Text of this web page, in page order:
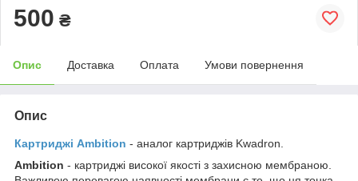
500 ₴
Опис Доставка Оплата Умови повернення
Опис
Картриджі Ambition - аналог картриджів Kwadron.
Ambition - картриджі високої якості з захисною мембраною.